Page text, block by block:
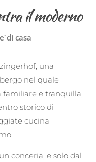
il moderno
casa
una
nel quale
e tranquilla,
storico di
cucina
conceria, e solo dal